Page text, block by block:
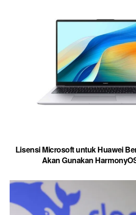
Lisensi Microsoft untuk Huawei
Akan Gunakan